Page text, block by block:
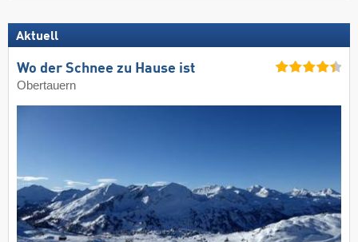
Aktuell
Wo der Schnee zu Hause ist
Obertauern